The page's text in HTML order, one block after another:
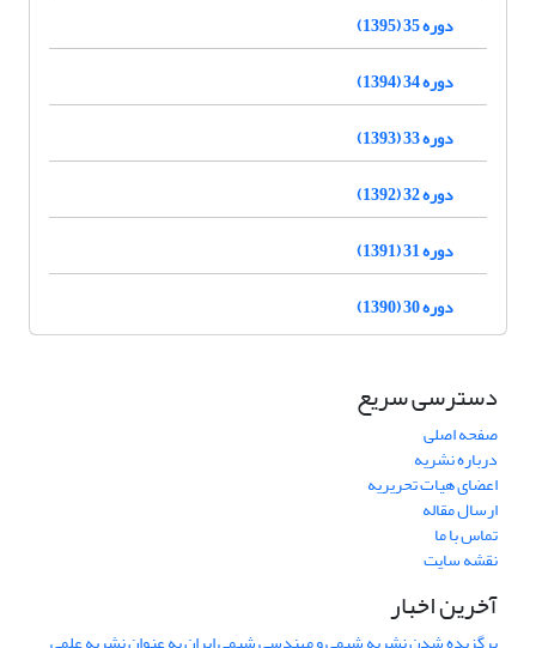
دوره 35 (1395)
دوره 34 (1394)
دوره 33 (1393)
دوره 32 (1392)
دوره 31 (1391)
دوره 30 (1390)
دسترسی سریع
صفحه اصلی
درباره نشریه
اعضای هیات تحریریه
ارسال مقاله
تماس با ما
نقشه سایت
آخرین اخبار